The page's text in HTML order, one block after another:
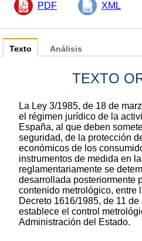
PDF XML
Texto
TEXTO
La Ley 3/1985, de 18 de
el régimen jurídico de la
España, al que deben
seguridad, de la protección
económicos de los
instrumentos de medida en
reglamentariamente se
desarrollada posteriormente
contenido metrológico, entre
Decreto 1616/1985, de 11
establece el control
Administración del Estado.
Análisis